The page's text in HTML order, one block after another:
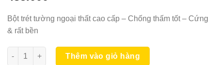
Bột trét tường ngoại thất cao cấp – Chống thấm tốt – Cứng
& rất bền
Nippon Exterior Putty 40KG số lượng
Thêm vào giỏ hàng